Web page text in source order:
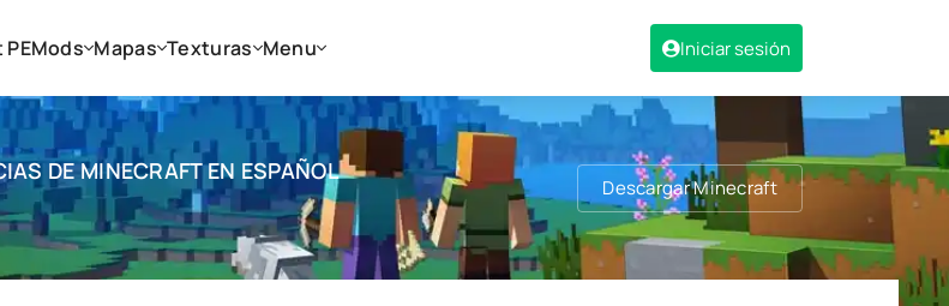
Mods Mapas Texturas Menu Iniciar sesión
DE MINECRAFT EN ESPAÑOL
Descargar Minecraft